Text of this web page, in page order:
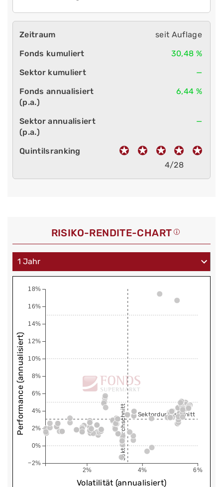
seit Auflage
30,48 %
—
6,44 %
—
4/28
RISIKO-RENDITE-CHART
2% 4% 6%
−2%
0%
2%
4%
6%
8%
10%
12%
14%
16%
18%
Sektordurchschnitt
Sektordurchschnitt
Volatilität (annualisiert)
Performance (annualisiert)